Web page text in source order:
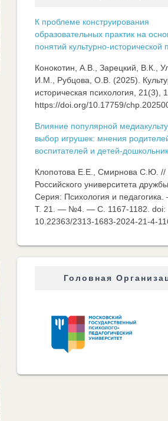
К проблеме конструирования
образовательных практик на
понятий культурно-исторической
Конокотин, А.В., Зарецкий, В.К.,
И.М., Рубцова, О.В. (2025).
историческая психология, 21(3),
https://doi.org/10.17759/
Влияние популярной
выбор игрушек: мнения
воспитателей и детей-
Клопотова Е.Е., Смирнова С.Ю. //
Российского университета
Серия: Психология и
Т. 21. — №4. — C. 1167-1182. doi:
10.22363/2313-1683-2024-21-4-
Головная